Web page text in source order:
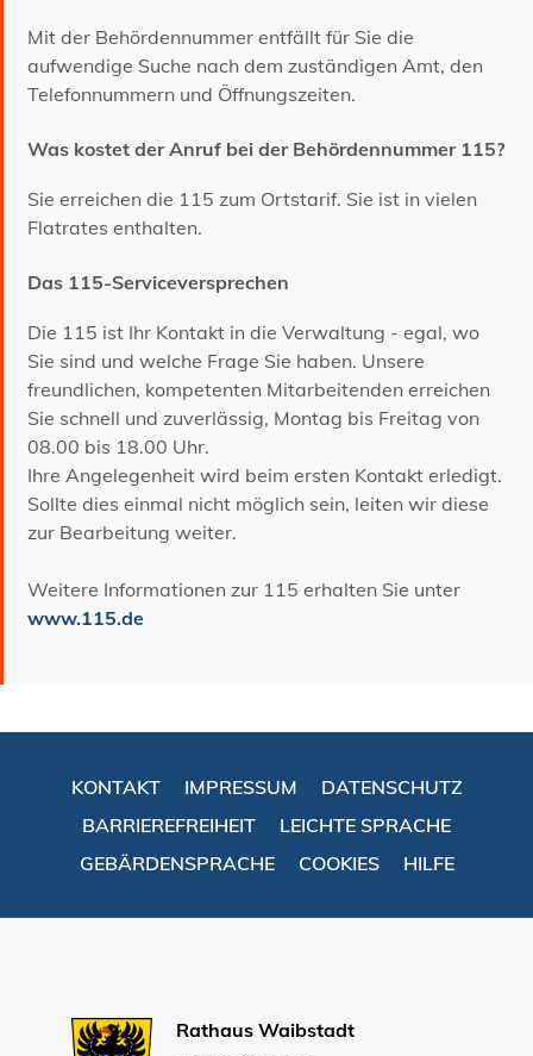
Mit der Behördennummer entfällt für Sie die
aufwendige Suche nach dem zuständigen Amt, den
Telefonnummern und Öffnungszeiten.
Was kostet der Anruf bei der Behördennummer 115?
Sie erreichen die 115 zum Ortstarif. Sie ist in vielen
Flatrates enthalten.
Das 115-Serviceversprechen
Die 115 ist Ihr Kontakt in die Verwaltung - egal, wo
Sie sind und welche Frage Sie haben. Unsere
freundlichen, kompetenten Mitarbeitenden erreichen
Sie schnell und zuverlässig, Montag bis Freitag von
08.00 bis 18.00 Uhr.
Ihre Angelegenheit wird beim ersten Kontakt erledigt.
Sollte dies einmal nicht möglich sein, leiten wir diese
zur Bearbeitung weiter.
Weitere Informationen zur 115 erhalten Sie unter
www.115.de
KONTAKT IMPRESSUM
DATENSCHUTZ
BARRIEREFREIHEIT
LEICHTE SPRACHE
GEBÄRDENSPRACHE
COOKIES HILFE
Rathaus Waibstadt